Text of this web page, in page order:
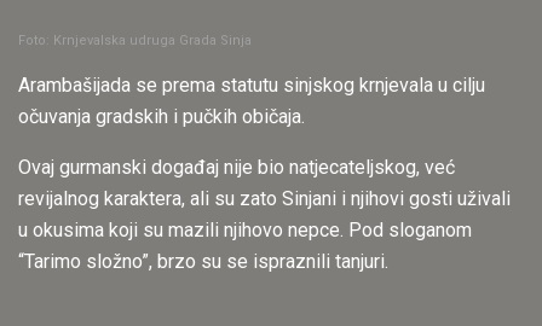
Foto: Krnjevalska udruga Grada Sinja
Arambašijada se prema statutu sinjskog krnjevala u cilju
očuvanja gradskih i pučkih običaja.
Ovaj gurmanski događaj nije bio natjecateljskog, već
revijalnog karaktera, ali su zato Sinjani i njihovi gosti uživali
u okusima koji su mazili njihovo nepce. Pod sloganom
“Tarimo složno”, brzo su se ispraznili tanjuri.